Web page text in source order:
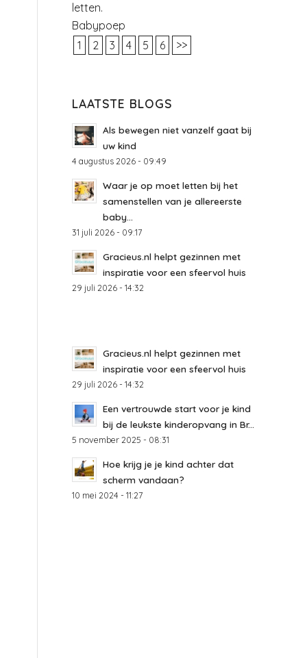
letten.
Babypoep
1
2 3 4 5 6 >>
LAATSTE BLOGS
Als bewegen niet vanzelf gaat bij
uw kind
4 augustus 2026 - 09:49
Waar je op moet letten bij het
samenstellen van je allereerste
baby...
31 juli 2026 - 09:17
Gracieus.nl helpt gezinnen met
inspiratie voor een sfeervol huis
29 juli 2026 - 14:32
Gracieus.nl helpt gezinnen met
inspiratie voor een sfeervol huis
29 juli 2026 - 14:32
Een vertrouwde start voor je kind
bij de leukste kinderopvang in Br...
5 november 2025 - 08:31
Hoe krijg je je kind achter dat
scherm vandaan?
10 mei 2024 - 11:27